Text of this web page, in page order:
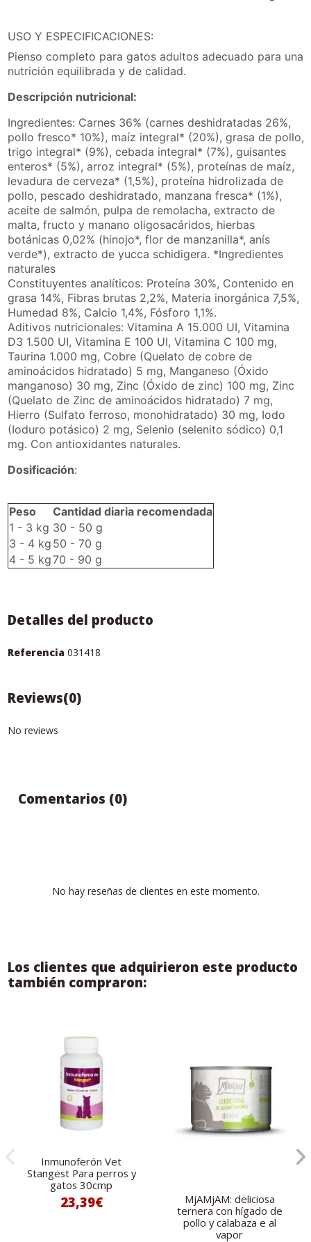
USO Y ESPECIFICACIONES:
Pienso completo para gatos adultos adecuado para una
nutrición equilibrada y de calidad.
Descripción nutricional:
Ingredientes: Carnes 36% (carnes deshidratadas 26%,
pollo fresco* 10%), maíz integral* (20%), grasa de pollo,
trigo integral* (9%), cebada integral* (7%), guisantes
enteros* (5%), arroz integral* (5%), proteínas de maíz,
levadura de cerveza* (1,5%), proteína hidrolizada de
pollo, pescado deshidratado, manzana fresca* (1%),
aceite de salmón, pulpa de remolacha, extracto de
malta, fructo y manano oligosacáridos, hierbas
botánicas 0,02% (hinojo*, flor de manzanilla*, anís
verde*), extracto de yucca schidigera. *Ingredientes
naturales
Constituyentes analíticos: Proteína 30%, Contenido en
grasa 14%, Fibras brutas 2,2%, Materia inorgánica 7,5%,
Humedad 8%, Calcio 1,4%, Fósforo 1,1%.
Aditivos nutricionales: Vitamina A 15.000 UI, Vitamina
D3 1.500 UI, Vitamina E 100 UI, Vitamina C 100 mg,
Taurina 1.000 mg, Cobre (Quelato de cobre de
aminoácidos hidratado) 5 mg, Manganeso (Óxido
manganoso) 30 mg, Zinc (Óxido de zinc) 100 mg, Zinc
(Quelato de Zinc de aminoácidos hidratado) 7 mg,
Hierro (Sulfato ferroso, monohidratado) 30 mg, Iodo
(Ioduro potásico) 2 mg, Selenio (selenito sódico) 0,1
mg. Con antioxidantes naturales.
Dosificación:
Peso
Cantidad diaria recomendada
1 - 3 kg 30 - 50 g
3 - 4 kg 50 - 70 g
4 - 5 kg70 - 90 g
Detalles del producto
Referencia 031418
Reviews(0)
No reviews
Comentarios (0)
No hay reseñas de clientes en este momento.
Los clientes que adquirieron este producto
también compraron:
Inmunoferón Vet
Stangest Para perros y
gatos 30cmp
23,39€
MjAMjAM: deliciosa
ternera con hígado de
pollo y calabaza e al
vapor